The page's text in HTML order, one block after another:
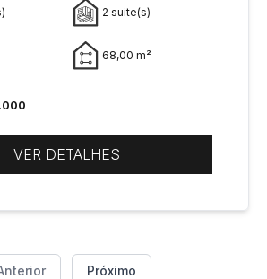
2 suite(s)
68,00 m²
VER DETALHES
Próximo